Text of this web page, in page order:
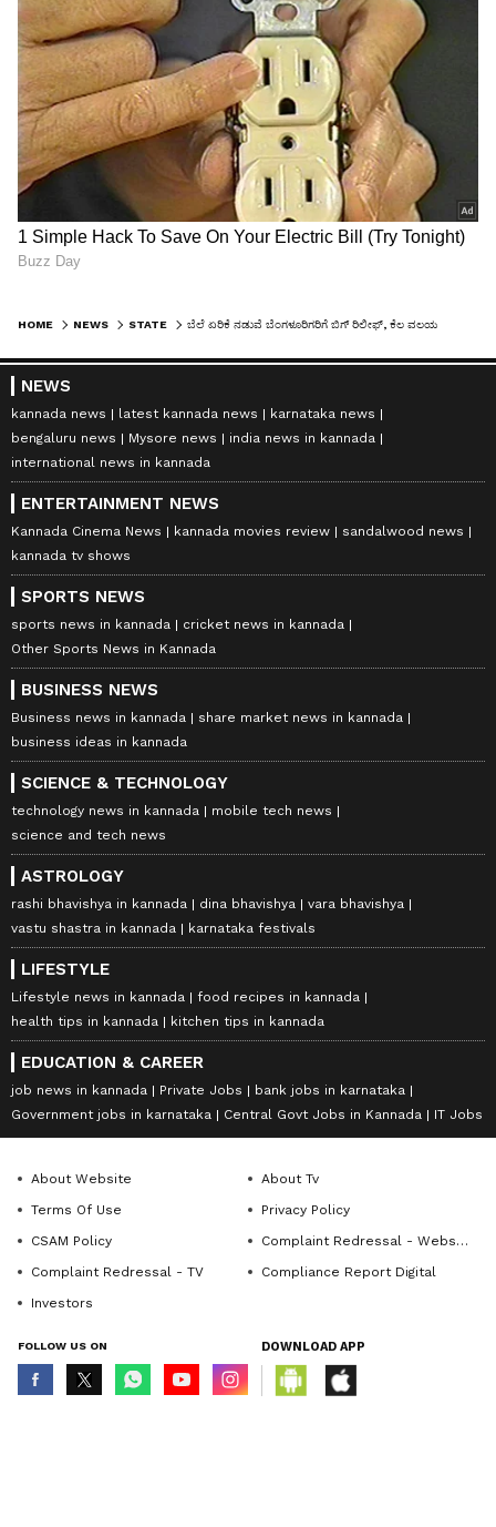
HOME NEWS STATE
NEWS
kannada news latest kannada news
karnataka news
bengaluru news
Mysore news
india news in kannada
international news in kannada
ENTERTAINMENT NEWS
Kannada Cinema News kannada movies review
sandalwood news
kannada tv shows
SPORTS NEWS
sports news in kannada
cricket news in kannada
Other Sports News in Kannada
BUSINESS NEWS
Business news in kannada
share market news in kannada
business ideas in kannada
SCIENCE & TECHNOLOGY
technology news in kannada
mobile tech news
science and tech news
ASTROLOGY
rashi bhavishya in kannada dina bhavishya
vara bhavishya
vastu shastra in kannada
karnataka festivals
LIFESTYLE
Lifestyle news in kannada
food recipes in kannada
health tips in kannada
kitchen tips in kannada
EDUCATION & CAREER
job news in kannada Private Jobs
bank jobs in karnataka
Government jobs in karnataka
Central Govt Jobs in Kannada IT Jobs
About Website
About Tv
Terms Of Use
Privacy Policy
CSAM Policy
Complaint Redressal - Website
Complaint Redressal - TV
Compliance Report Digital
Investors
FOLLOW US ON DOWNLOAD APP